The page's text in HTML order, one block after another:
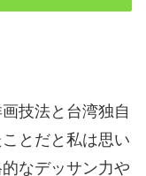
技法と台湾独自
とだと私は思い
なデッサン力や